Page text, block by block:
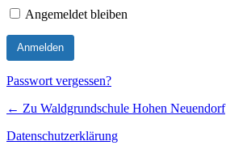
Angemeldet bleiben
Passwort vergessen?
← Zu Waldgrundschule Hohen Neuendorf
Datenschutzerklärung